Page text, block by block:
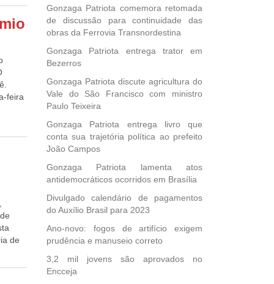
custo
do
a
a
por
feira
de
Gonzaga Patriota comemora retomada
de discussão para continuidade das
obras da Ferrovia Transnordestina
Gonzaga Patriota entrega trator em
Bezerros
Gonzaga Patriota discute agricultura do
Vale do São Francisco com ministro
Paulo Teixeira
Gonzaga Patriota entrega livro que
conta sua trajetória política ao prefeito
João Campos
Gonzaga Patriota lamenta atos
antidemocráticos ocorridos em Brasília
Divulgado calendário de pagamentos
do Auxílio Brasil para 2023
Ano-novo: fogos de artifício exigem
prudência e manuseio correto
3,2 mil jovens são aprovados no
Encceja